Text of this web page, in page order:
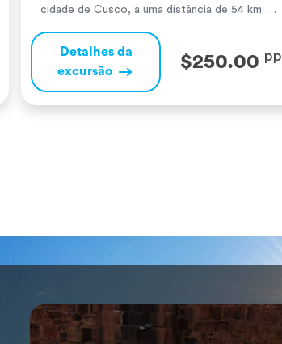
cidade de Cusco, a uma distância de 54 km e a
do mar. No caminho, visitaremos o distrito de
Maras, onde poderemos apreciar a paisagem
natural única desta região andina, […]
Detalhes da
excursão
$250.00 pp